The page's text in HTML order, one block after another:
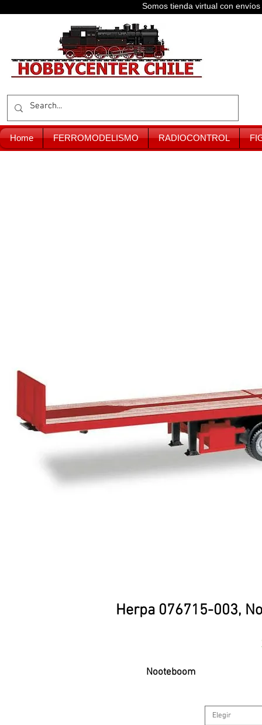
Somos tienda virtual con
Home FERROMODELISMO RADIOCONTROL
Herpa 076715-003,
Nooteboom
Elegir